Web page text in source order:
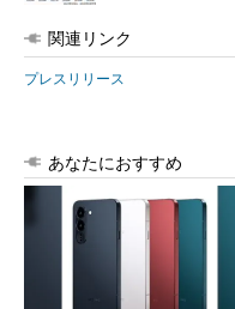
関連リンク
プレスリリース
あなたにおすすめ